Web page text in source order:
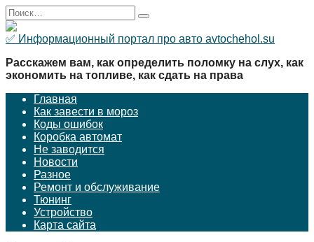
Перейти
к
содержанию
Search
for:
✅ Информационный портал про авто avtochehol.su
Расскажем вам, как определить поломку на слух, как
экономить на топливе, как сдать на права
Главная
Как завести в мороз
Коды ошибок
Коробка автомат
Не заводится
Новости
Разное
Ремонт и обслуживание
Тюнинг
Устройство
Карта сайта